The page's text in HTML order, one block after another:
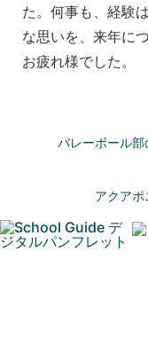
た。何事も、経験
な思いを、来年に
お疲れ様でした。
バレーボール部
アクアポ